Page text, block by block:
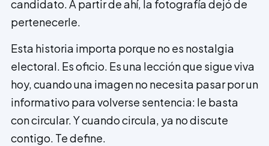
candidato. A partir de ahí, la fotografía dejó de
pertenecerle.
Esta historia importa porque no es nostalgia
electoral. Es oficio. Es una lección que sigue viva
hoy, cuando una imagen no necesita pasar por un
informativo para volverse sentencia: le basta
con circular. Y cuando circula, ya no discute
contigo. Te define.